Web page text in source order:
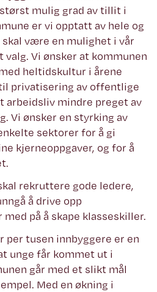
mulig grad av tillit i
er vi opptatt av hele og
være en mulighet i vår
Vi ønsker at kommunen
heltidskultur i årene
privatisering av offentlige
arbeidsliv mindre preget av
Vi ønsker en styrking av
sektorer for å gi
kjerneoppgaver, og for å
rekruttere gode ledere,
å drive opp
på å skape klasseskiller.
tusen innbyggere er en
unge får kommet ut i
går med et slikt mål
Med en økning i